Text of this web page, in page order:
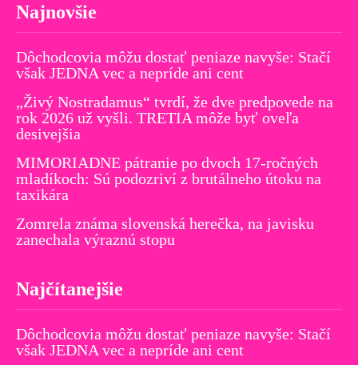
Najnovšie
Dôchodcovia môžu dostať peniaze navyše: Stačí
však JEDNA vec a nepríde ani cent
„Živý Nostradamus“ tvrdí, že dve predpovede na
rok 2026 už vyšli. TRETIA môže byť oveľa
desivejšia
MIMORIADNE pátranie po dvoch 17-ročných
mladíkoch: Sú podozriví z brutálneho útoku na
taxikára
Zomrela známa slovenská herečka, na javisku
zanechala výraznú stopu
Najčítanejšie
Dôchodcovia môžu dostať peniaze navyše: Stačí
však JEDNA vec a nepríde ani cent